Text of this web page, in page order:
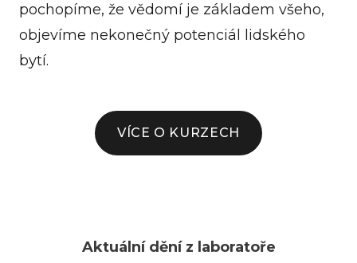
pochopíme, že vědomí je základem všeho,
objevíme nekonečný potenciál lidského
bytí.
VÍCE O KURZECH
Aktuální dění z laboratoře